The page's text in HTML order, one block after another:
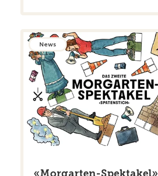
News
«Morgarten-Spektakel»